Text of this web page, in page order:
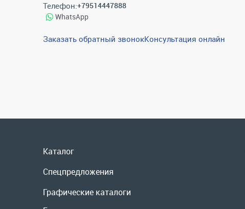
Телефон:+79514447888
WhatsApp
Заказать обратный звонокКонсультация онлайн
Каталог
Гарантии и возврат
Скидки